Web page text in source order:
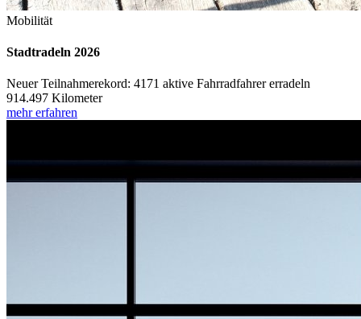
Mobilität
Stadtradeln 2026
Neuer Teilnahmerekord: 4171 aktive Fahrradfahrer erradeln
914.497 Kilometer
mehr erfahren